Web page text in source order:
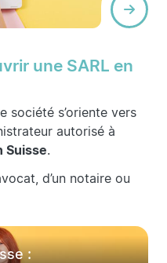
une SARL en
société s’oriente vers
autorisé à
Suisse.
d’un notaire ou
: